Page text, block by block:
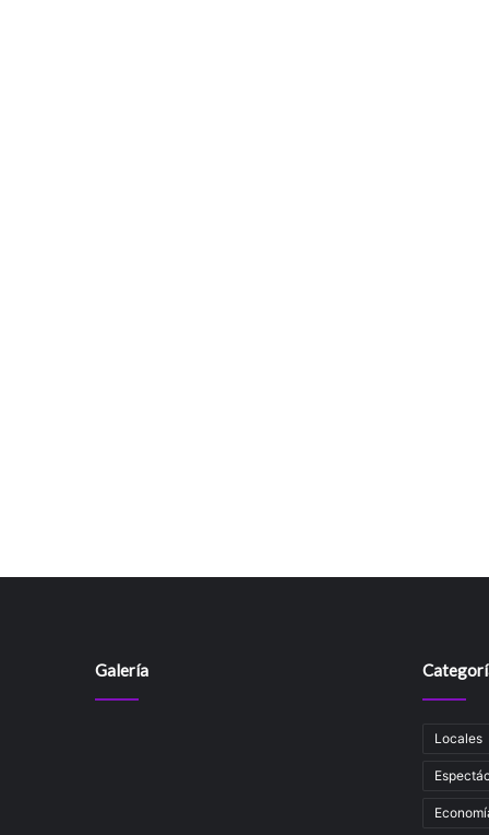
Galería
Locales